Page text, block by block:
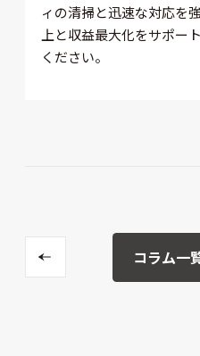
ィの清掃と迅速な対応を
上と収益最大化をサポー
ください。
コラム一